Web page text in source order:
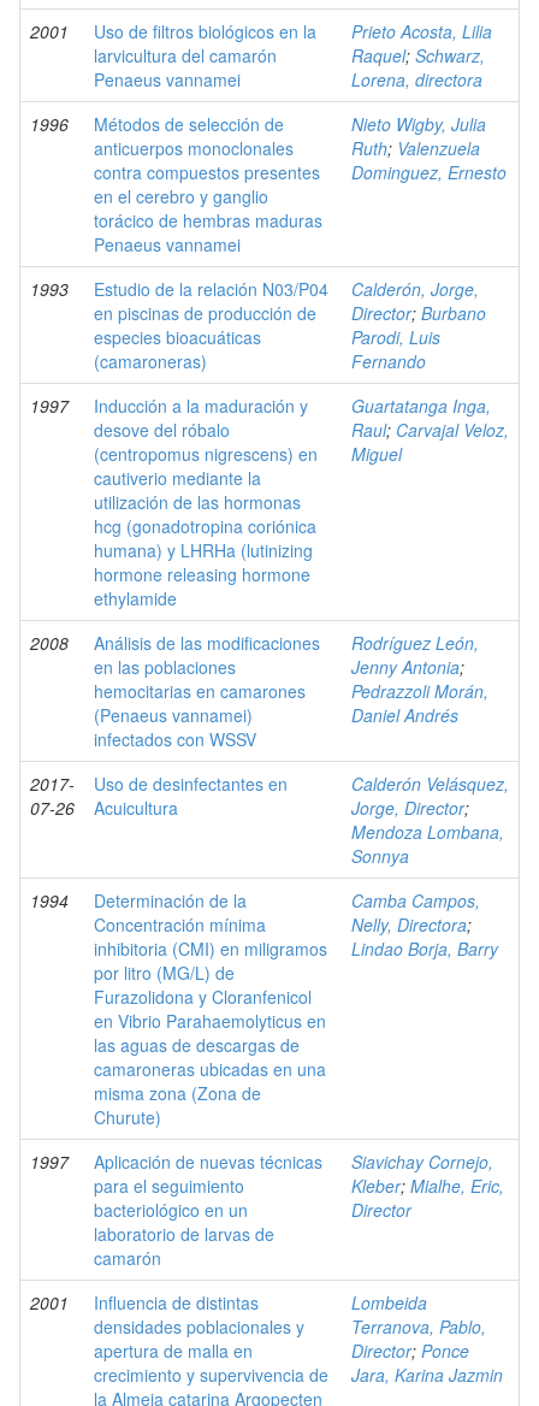
2001
Uso de filtros biológicos en la
larvicultura del camarón
Penaeus vannamei
Prieto Acosta, Lilia
Raquel; Schwarz,
Lorena, directora
1996
Métodos de selección de
anticuerpos monoclonales
contra compuestos presentes
en el cerebro y ganglio
torácico de hembras maduras
Penaeus vannamei
Nieto Wigby, Julia
Ruth; Valenzuela
Dominguez, Ernesto
1993
Estudio de la relación N03/P04
en piscinas de producción de
especies bioacuáticas
(camaroneras)
Calderón, Jorge,
Director; Burbano
Parodi, Luis
Fernando
1997
Inducción a la maduración y
desove del róbalo
(centropomus nigrescens) en
cautiverio mediante la
utilización de las hormonas
hcg (gonadotropina coriónica
humana) y LHRHa (lutinizing
hormone releasing hormone
ethylamide
Guartatanga Inga,
Raul; Carvajal Veloz,
Miguel
2008
Análisis de las modificaciones
en las poblaciones
hemocitarias en camarones
(Penaeus vannamei)
infectados con WSSV
Rodríguez León,
Jenny Antonia;
Pedrazzoli Morán,
Daniel Andrés
2017-
07-26
Uso de desinfectantes en
Acuicultura
Calderón Velásquez,
Jorge, Director;
Mendoza Lombana,
Sonnya
1994
Determinación de la
Concentración mínima
inhibitoria (CMI) en miligramos
por litro (MG/L) de
Furazolidona y Cloranfenicol
en Vibrio Parahaemolyticus en
las aguas de descargas de
camaroneras ubicadas en una
misma zona (Zona de
Churute)
Camba Campos,
Nelly, Directora;
Lindao Borja, Barry
1997
Aplicación de nuevas técnicas
para el seguimiento
bacteriológico en un
laboratorio de larvas de
camarón
Siavichay Cornejo,
Kleber; Mialhe, Eric,
Director
2001
Influencia de distintas
densidades poblacionales y
apertura de malla en
crecimiento y supervivencia de
la Almeja catarina Argopecten
Lombeida
Terranova, Pablo,
Director; Ponce
Jara, Karina Jazmin